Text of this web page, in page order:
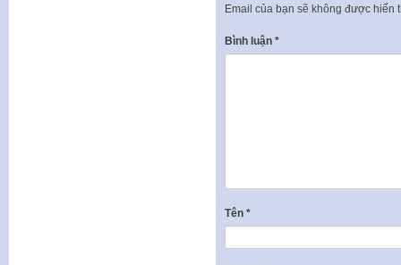
Email của bạn sẽ không được hiển
Bình luận *
Tên *